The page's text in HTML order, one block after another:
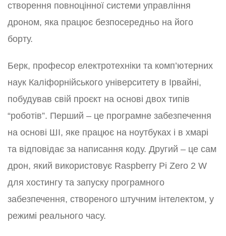
створення повноцінної системи управління
дроном, яка працює безпосередньо на його
борту.
Берк, професор електротехніки та комп’ютерних
наук Каліфорнійського університету в Ірвайні,
побудував свій проєкт на основі двох типів
“роботів”. Перший – це програмне забезпечення
на основі ШІ, яке працює на ноутбуках і в хмарі
та відповідає за написання коду. Другий – це сам
дрон, який використовує Raspberry Pi Zero 2 W
для хостингу та запуску програмного
забезпечення, створеного штучним інтелектом, у
режимі реального часу.